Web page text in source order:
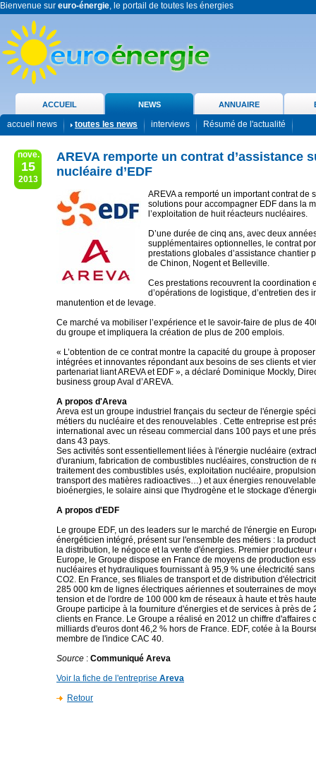
Bienvenue sur euro-énergie, le portail de toutes les énergies
ACCUEIL NEWS ANNUAIRE
accueil news toutes les news interviews Résumé de l'actualité
nove.
15
2013
AREVA remporte un contrat d’assistance
nucléaire d’EDF
AREVA a remporté un important contrat de
solutions pour accompagner EDF dans la
l’exploitation de huit réacteurs nucléaires.
D’une durée de cinq ans, avec deux
supplémentaires optionnelles, le contrat
prestations globales d’assistance chantier
de Chinon, Nogent et Belleville.
Ces prestations recouvrent la coordination
d’opérations de logistique, d’entretien des
manutention et de levage.
Ce marché va mobiliser l’expérience et le savoir-faire de plus de
du groupe et impliquera la création de plus de 200 emplois.
« L’obtention de ce contrat montre la capacité du groupe à
intégrées et innovantes répondant aux besoins de ses clients et
partenariat liant AREVA et EDF », a déclaré Dominique Mockly,
business group Aval d’AREVA.
A propos d'Areva
Areva est un groupe industriel français du secteur de l'énergie
métiers du nucléaire et des renouvelables . Cette entreprise est
international avec un réseau commercial dans 100 pays et une
dans 43 pays.
Ses activités sont essentiellement liées à l'énergie nucléaire
d'uranium, fabrication de combustibles nucléaires, construction de
traitement des combustibles usés, exploitation nucléaire,
transport des matières radioactives…) et aux énergies
bioénergies, le solaire ainsi que l'hydrogène et le stockage
A propos d'EDF
Le groupe EDF, un des leaders sur le marché de l'énergie en
énergéticien intégré, présent sur l'ensemble des métiers : la
la distribution, le négoce et la vente d'énergies. Premier producteur
Europe, le Groupe dispose en France de moyens de production
nucléaires et hydrauliques fournissant à 95,9 % une électricité
CO2. En France, ses filiales de transport et de distribution
285 000 km de lignes électriques aériennes et souterraines de
tension et de l'ordre de 100 000 km de réseaux à haute et très
Groupe participe à la fourniture d'énergies et de services à près de
clients en France. Le Groupe a réalisé en 2012 un chiffre d'affaires
milliards d'euros dont 46,2 % hors de France. EDF, cotée à la
membre de l'indice CAC 40.
Source : Communiqué Areva
Voir la fiche de l'entreprise Areva
Retour